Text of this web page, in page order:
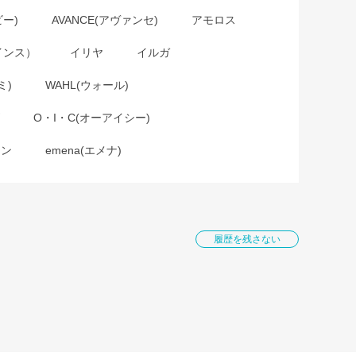
ー) AVANCE(アヴァンセ) アモロス
ス） イリヤ イルガ
) WAHL(ウォール)
O・I・C(オーアイシー)
emena(エメナ)
履歴を残さない